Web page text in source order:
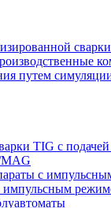
сварки
путем
TIG с
MAG
с